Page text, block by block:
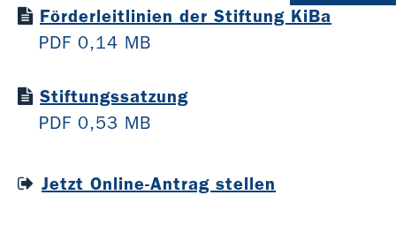
Förderleitlinien der Stiftung KiBa
PDF 0,14 MB
Stiftungssatzung
PDF 0,53 MB
Jetzt Online-Antrag stellen